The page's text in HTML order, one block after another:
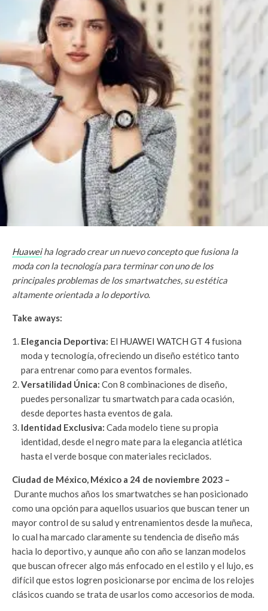
Huaweiha logrado crear un nuevo concepto que fusiona la
moda con la tecnología para terminar con uno de los
principales problemas de los smartwatches, su estética
altamente orientada a lo deportivo.
Take aways:
Elegancia Deportiva: El HUAWEI WATCH GT 4fusiona
moda y tecnología, ofreciendo un diseño estético tanto
para entrenar como para eventos formales.
Versatilidad Única: Con 8 combinaciones de diseño,
puedes personalizar tu smartwatch para cada ocasión,
desde deportes hasta eventos de gala.
Identidad Exclusiva: Cada modelo tiene su propia
identidad, desde el negro mate para la elegancia atlética
hasta el verde bosque con materiales reciclados.
Ciudad de México, México a 24 de noviembre 2023 –
Durante muchos años los smartwatches se han posicionado
como una opción para aquellos usuarios que buscan tener un
mayor control de su salud y entrenamientos desde la muñeca,
lo cual ha marcado claramente su tendencia de diseño más
hacia lo deportivo, y aunque año con año se lanzan modelos
que buscan ofrecer algo más enfocado en el estilo y el lujo, es
difícil que estos logren posicionarse por encima de los relojes
clásicos cuando se trata de usarlos como accesorios de moda.